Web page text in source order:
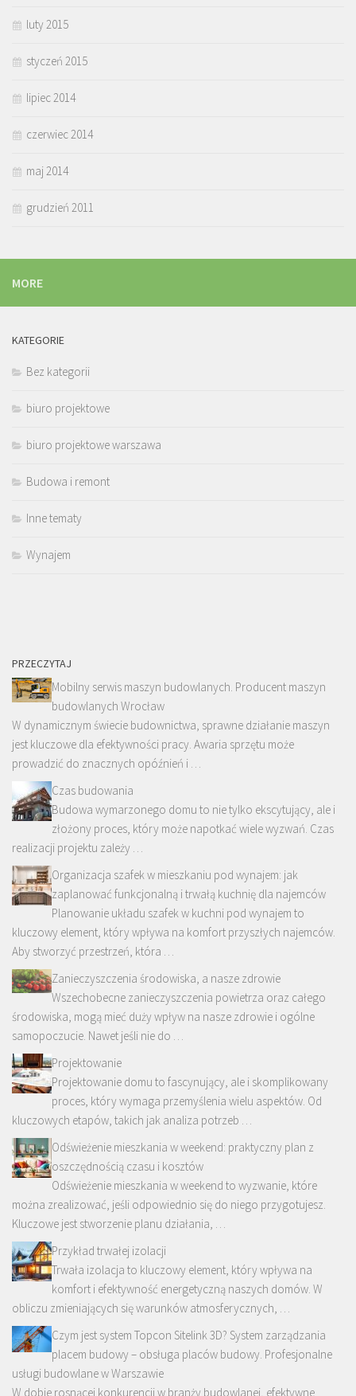
luty 2015
styczeń 2015
lipiec 2014
czerwiec 2014
maj 2014
grudzień 2011
MORE
KATEGORIE
Bez kategorii
biuro projektowe
biuro projektowe warszawa
Budowa i remont
Inne tematy
Wynajem
PRZECZYTAJ
Mobilny serwis maszyn budowlanych. Producent maszyn
budowlanych Wrocław
W dynamicznym świecie budownictwa, sprawne działanie maszyn
jest kluczowe dla efektywności pracy. Awaria sprzętu może
prowadzić do znacznych opóźnień i …
Czas budowania
Budowa wymarzonego domu to nie tylko ekscytujący, ale i
złożony proces, który może napotkać wiele wyzwań. Czas
realizacji projektu zależy …
Organizacja szafek w mieszkaniu pod wynajem: jak
zaplanować funkcjonalną i trwałą kuchnię dla najemców
Planowanie układu szafek w kuchni pod wynajem to
kluczowy element, który wpływa na komfort przyszłych najemców.
Aby stworzyć przestrzeń, która …
Zanieczyszczenia środowiska, a nasze zdrowie
Wszechobecne zanieczyszczenia powietrza oraz całego
środowiska, mogą mieć duży wpływ na nasze zdrowie i ogólne
samopoczucie. Nawet jeśli nie do …
Projektowanie
Projektowanie domu to fascynujący, ale i skomplikowany
proces, który wymaga przemyślenia wielu aspektów. Od
kluczowych etapów, takich jak analiza potrzeb …
Odświeżenie mieszkania w weekend: praktyczny plan z
oszczędnością czasu i kosztów
Odświeżenie mieszkania w weekend to wyzwanie, które
można zrealizować, jeśli odpowiednio się do niego przygotujesz.
Kluczowe jest stworzenie planu działania, …
Przykład trwałej izolacji
Trwała izolacja to kluczowy element, który wpływa na
komfort i efektywność energetyczną naszych domów. W
obliczu zmieniających się warunków atmosferycznych, …
Czym jest system Topcon Sitelink 3D? System zarządzania
placem budowy – obsługa placów budowy. Profesjonalne
usługi budowlane w Warszawie
W dobie rosnącej konkurencji w branży budowlanej, efektywne